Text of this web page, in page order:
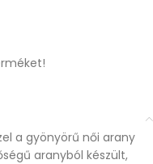
a gyönyörű női arany
aranyból készült,